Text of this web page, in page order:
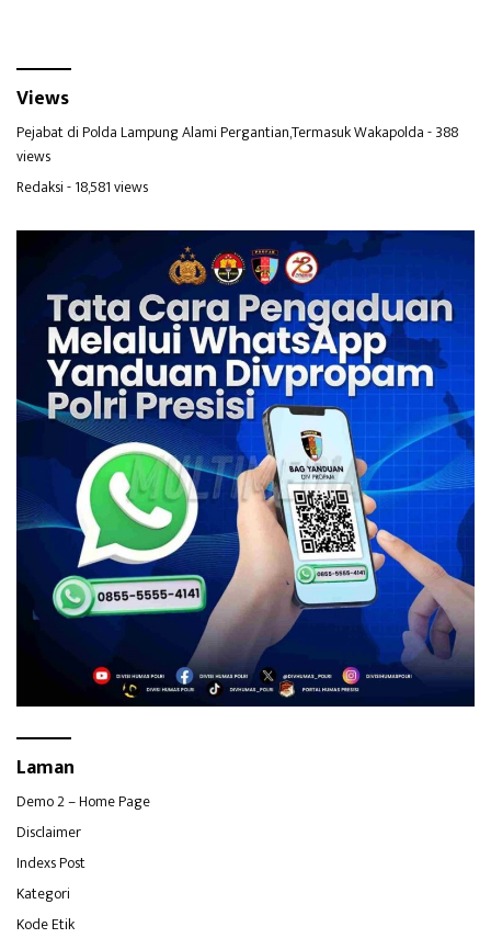
Views
Pejabat di Polda Lampung Alami Pergantian,Termasuk Wakapolda- 388
views
Redaksi- 18,581 views
Laman
Demo 2 – Home Page
Disclaimer
Indexs Post
Kategori
Kode Etik